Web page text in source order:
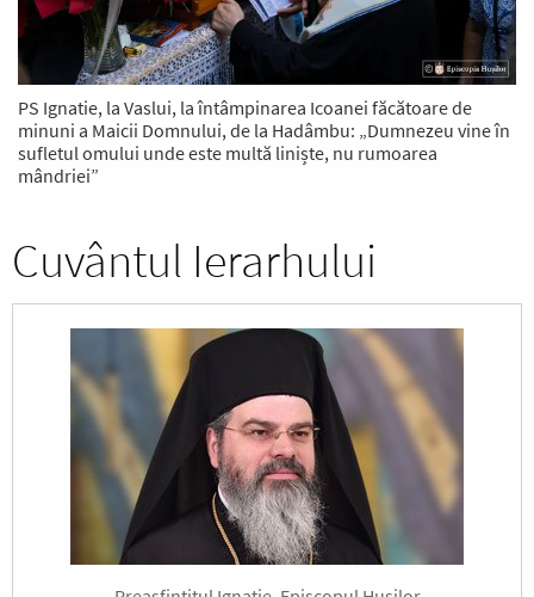
PS Ignatie, la Vaslui, la întâmpinarea Icoanei făcătoare de
minuni a Maicii Domnului, de la Hadâmbu: „Dumnezeu vine în
sufletul omului unde este multă liniște, nu rumoarea
mândriei”
Cuvântul Ierarhului